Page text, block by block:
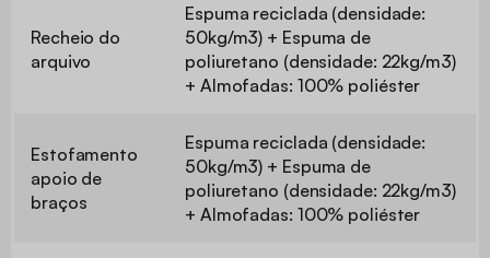
Recheio do
arquivo
Espuma reciclada (densidade:
50kg/m3) + Espuma de
poliuretano (densidade: 22kg/m3)
+ Almofadas: 100% poliéster
Estofamento
apoio de
braços
Espuma reciclada (densidade:
50kg/m3) + Espuma de
poliuretano (densidade: 22kg/m3)
+ Almofadas: 100% poliéster